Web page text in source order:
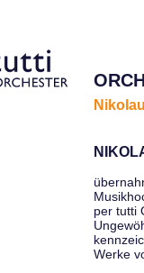
per tutti
Werke